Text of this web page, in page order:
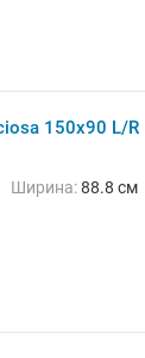
150x90 L/R
Ширина:88.8 см